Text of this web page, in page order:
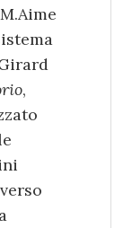
,